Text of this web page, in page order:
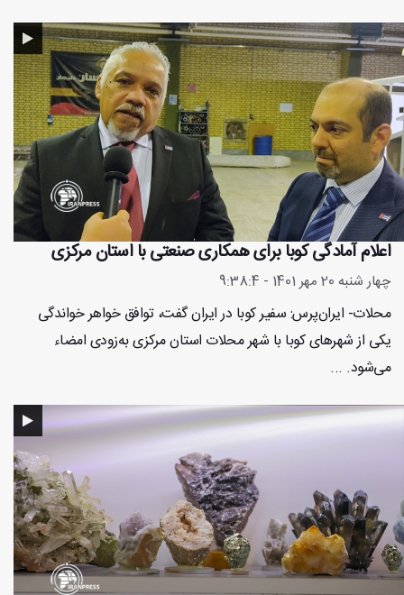
اعلام آمادگی کوبا برای همکاری صنعتی با استان مرکزی
چهار شنبه 20 مهر 1401 - 9:38:4
محلات- ایران‌پرس: سفیر کوبا در ایران گفت، توافق خواهر خواندگی
یکی از شهرهای کوبا با شهر محلات استان مرکزی به‌زودی امضاء
می‌شود. ...